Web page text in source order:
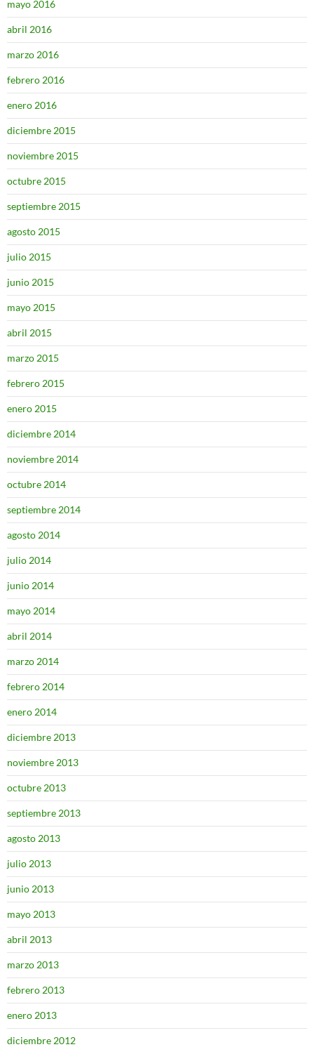
mayo 2016
abril 2016
marzo 2016
febrero 2016
enero 2016
diciembre 2015
noviembre 2015
octubre 2015
septiembre 2015
agosto 2015
julio 2015
junio 2015
mayo 2015
abril 2015
marzo 2015
febrero 2015
enero 2015
diciembre 2014
noviembre 2014
octubre 2014
septiembre 2014
agosto 2014
julio 2014
junio 2014
mayo 2014
abril 2014
marzo 2014
febrero 2014
enero 2014
diciembre 2013
noviembre 2013
octubre 2013
septiembre 2013
agosto 2013
julio 2013
junio 2013
mayo 2013
abril 2013
marzo 2013
febrero 2013
enero 2013
diciembre 2012